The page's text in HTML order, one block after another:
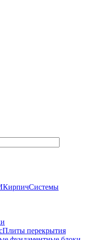
КирпичСистемы
Плиты перекрытия